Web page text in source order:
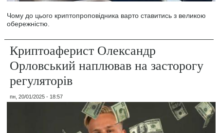
Чому до цього криптопроповідника варто ставитись з великою
обережністю.
Криптоаферист Олександр
Орловський наплював на засторогу
регуляторів
пн, 20/01/2025 - 18:57